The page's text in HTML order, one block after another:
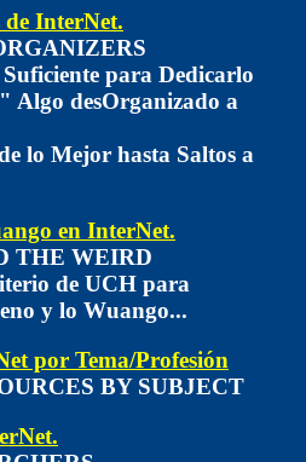
de InterNet.
para Dedicarlo
Algo desOrganizado a
lo Mejor hasta Saltos a
en InterNet.
THE WEIRD
de UCH para
y lo Wuango...
por Tema/Profesión
BY SUBJECT